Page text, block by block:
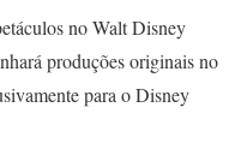
no Walt Disney
produções originais no
para o Disney